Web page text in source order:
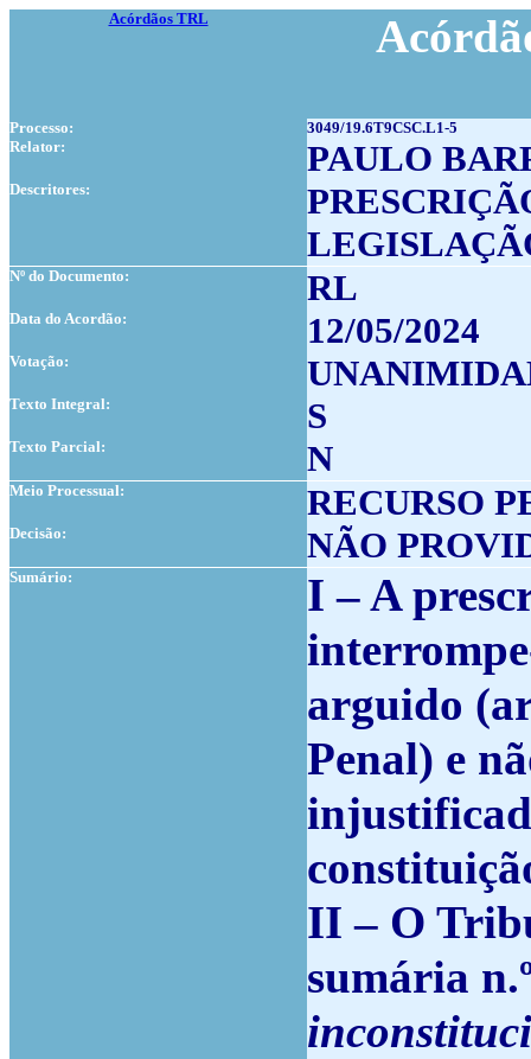
Acórdãos TRL
Processo:
3049/19.6T9CSC.L1-5
Relator:
PAULO
Descritores:
Nº do Documento: RL
Data do Acordão: 12/05/2024
Votação:
Texto Integral: S
Texto Parcial: N
Meio Processual: RECURSO
Decisão: NÃO
Sumário:
I – A
arguido
Penal) e
II – O
sumária